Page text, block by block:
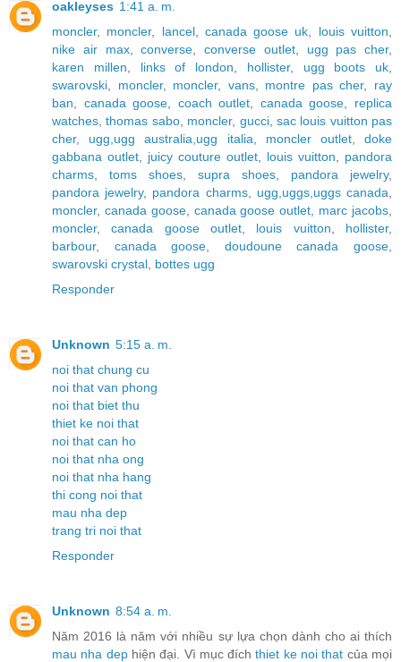
oakleyses 1:41 a. m.
moncler, moncler, lancel, canada goose uk louis vuitton
nike air max,converse converse outlet, ugg pas cher,
karen millen
links of london hollister, ugg boots uk
swarovski
moncler, moncler, vans, montre pas cher, ray
ban
canada goose coach outlet canada goose
replica
watches ,thomas sabo, moncler, gucci, sac louis vuitton pas
cher, ugg,ugg australia,ugg italia moncler outlet,doke
gabbana outlet
juicy couture outlet louis vuitton
pandora
charms
toms shoes supra shoes pandora jewelry,
pandora jewelry, pandora charms, ugg,uggs,uggs canada
moncler, canada goose, canada goose outlet marc jacobs
moncler,canada goose outlet louis vuitton hollister,
barbour, canada goose doudoune canada goose
swarovski crystal bottes ugg
Responder
Unknown 5:15 a. m.
noi that chung cu
noi that van phong
noi that biet thu
thiet ke noi that
noi that can ho
noi that nha ong
noi that nha hang
thi cong noi that
mau nha dep
trang tri noi that
Responder
Unknown 8:54 a. m.
Năm 2016 là năm với nhiều sự lựa chọn dành cho ai thích
mau nha dephiện đại. Vì mục đíchthiet ke noi that của mọi